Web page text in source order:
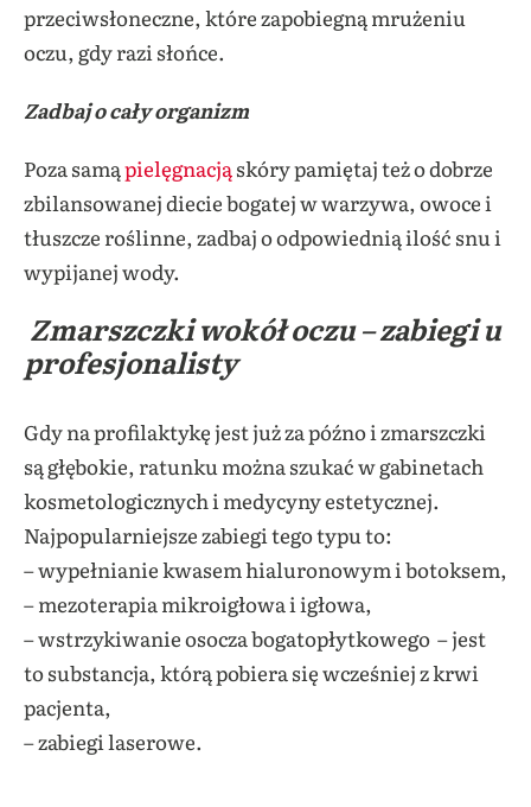
przeciwsłoneczne, które zapobiegną mrużeniu
oczu, gdy razi słońce.
Zadbaj o cały organizm
Poza samąpielęgnacjąskóry pamiętaj też o dobrze
zbilansowanej diecie bogatej w warzywa, owoce i
tłuszcze roślinne, zadbaj o odpowiednią ilość snu i
wypijanej wody.
Zmarszczki wokół oczu – zabiegi u
profesjonalisty
Gdy na profilaktykę jest już za późno i zmarszczki
są głębokie, ratunku można szukać w gabinetach
kosmetologicznych i medycyny estetycznej.
Najpopularniejsze zabiegi tego typu to:
– wypełnianie kwasem hialuronowym i botoksem,
– mezoterapia mikroigłowa i igłowa,
– wstrzykiwanie osocza bogatopłytkowego – jest
to substancja, którą pobiera się wcześniej z krwi
pacjenta,
– zabiegi laserowe.